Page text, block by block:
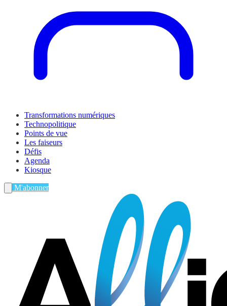
Transformations numériques
Technopolitique
Points de vue
Les faiseurs
Défis
Agenda
Kiosque
M'abonner